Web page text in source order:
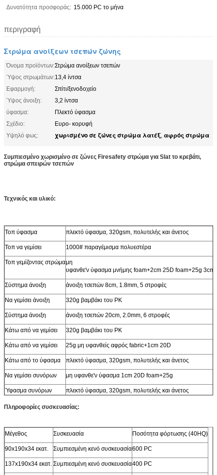
Δυνατότητα προσφοράς: 15.000 PC το μήνα
περιγραφή
Στρώμα ανοίξεων τσεπών ζώνης
Όνομα προϊόντων:Στρώμα ανοίξεων τσεπών
Ύψος στρωμάτων:13,4 ίντσα
Εφαρμογή:
Σπίτι/ξενοδοχείο
Ύψος άνοιξη:
3,2 ίντσα
ύφασμα:
Πλεκτό ύφασμα
Σχέδιο:
Ευρο- κορυφή
Υψηλό φως:
χωρισμένο σε ζώνες στρώμα λατέξ, αφρός στρώμα
Συμπιεσμένο χωρισμένο σε ζώνες Firesafety στρώμα για Slat το κρεβάτι,
στρώμα σπειρών τσεπών
Τεχνικός και υλικό:
Τοπ ύφασμα πλεκτό ύφασμα, 320gsm, πολυτελής και άνετος
Τοπ να γεμίσει 1000# παραγέμισμα πολυεστέρα
Τοπ γεμίζοντας στρώμαμη
υφανθε'ν ύφασμα μνήμης foam+2cm 25D foam+25g 3cm
Σύστημα άνοιξη άνοιξη τσεπών 8cm, 1.8mm, 5 στροφές
Να γεμίσει άνοιξη 320g βαμβάκι του PK
Σύστημα άνοιξη άνοιξη τσεπών 20cm, 2.0mm, 6 στροφές
Κάτω από να γεμίσει 320g βαμβάκι του PK
Κάτω από να γεμίσει 25g μη υφανθείς αφρός fabric+1cm 20D
Κάτω από το ύφασμα πλεκτό ύφασμα, 320gsm, πολυτελής και άνετος
Να γεμίσει συνόρων μη υφανθε'ν ύφασμα 1cm 20D foam+25g
Ύφασμα συνόρων πλεκτό ύφασμα, 320gsm, πολυτελής και άνετος
Πληροφορίες συσκευασίας:
Μέγεθος Συσκευασία Ποσότητα φόρτωσης (40HQ)
90x190x34 εκατ. Συμπιεσμένη κενό συσκευασία600 PC
137x190x34 εκατ. Συμπιεσμένη κενό συσκευασία400 PC